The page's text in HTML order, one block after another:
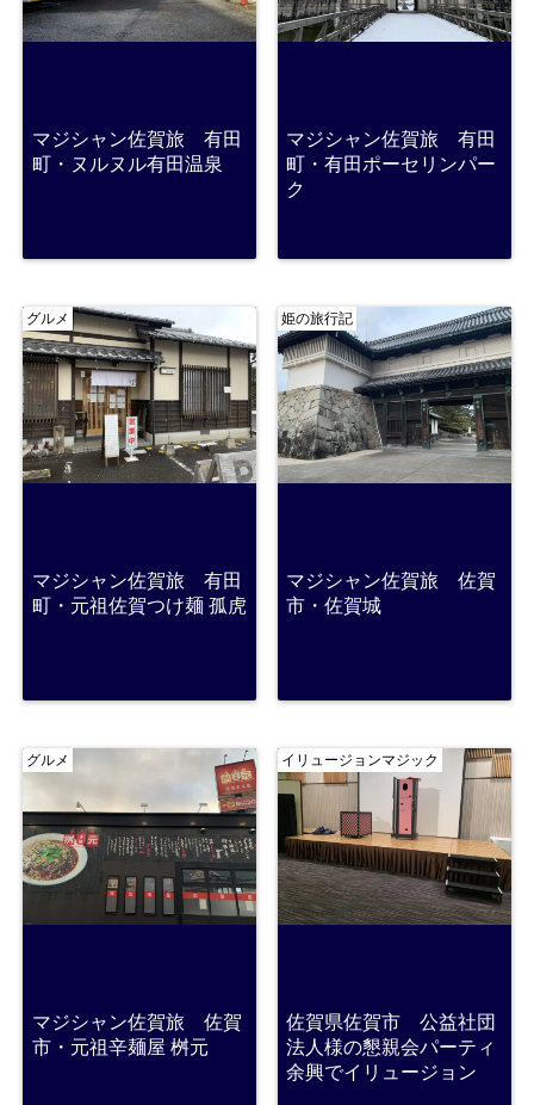
マジシャン佐賀旅 有田
町・ヌルヌル有田温泉
マジシャン佐賀旅 有田
町・有田ポーセリンパー
ク
グルメ
マジシャン佐賀旅 有田
町・元祖佐賀つけ麺 孤虎
姫の旅行記
マジシャン佐賀旅 佐賀
市・佐賀城
グルメ
マジシャン佐賀旅 佐賀
市・元祖辛麺屋 桝元
イリュージョンマジック
佐賀県佐賀市 公益社団
法人様の懇親会パーティ
余興でイリュージョン